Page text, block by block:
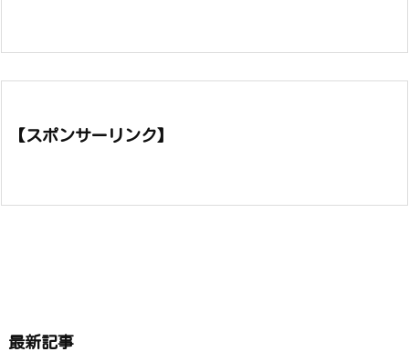
【スポンサーリンク】
最新記事